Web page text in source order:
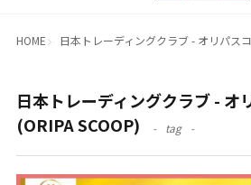
HOME 日本トレーディングクラブ - オリパス
日本トレーディングクラブ - オ
(ORIPA SCOOP)
tag